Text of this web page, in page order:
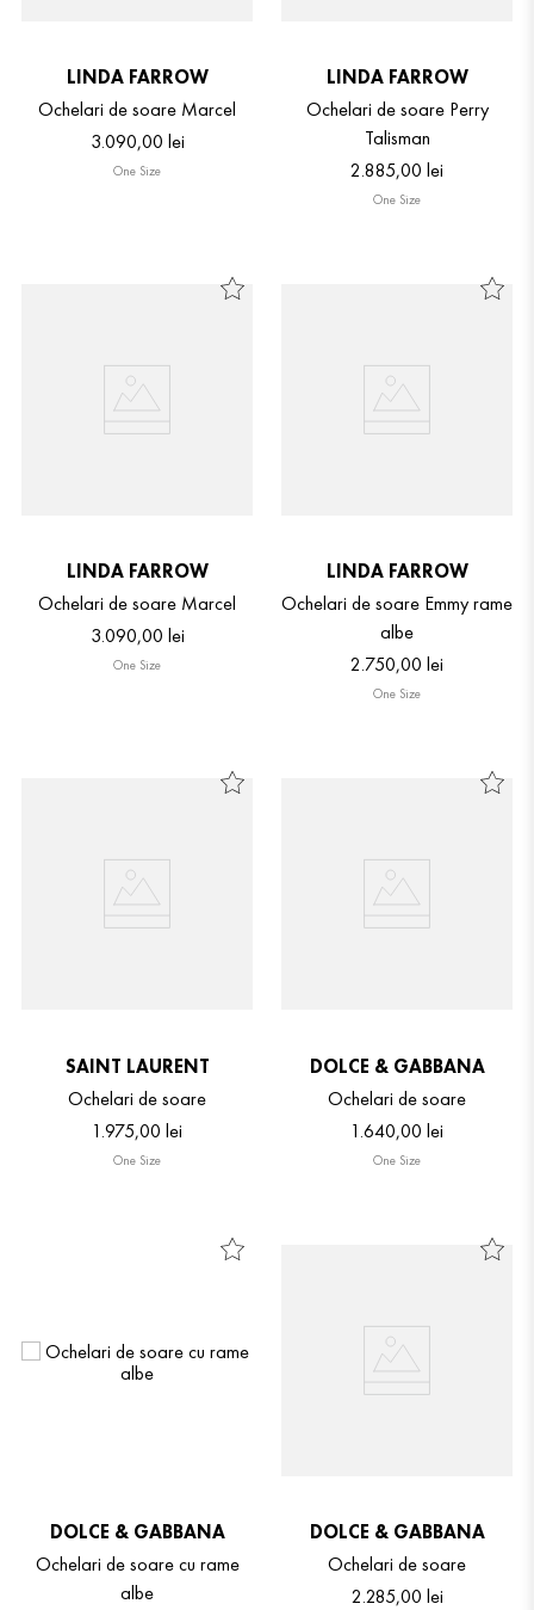
LINDA FARROW
Ochelari de soare Marcel
3.090,00 lei
One Size
LINDA FARROW
Ochelari de soare Perry
Talisman
2.885,00 lei
One Size
LINDA FARROW
Ochelari de soare Marcel
3.090,00 lei
One Size
LINDA FARROW
Ochelari de soare Emmy rame
albe
2.750,00 lei
One Size
SAINT LAURENT
Ochelari de soare
1.975,00 lei
One Size
DOLCE & GABBANA
Ochelari de soare
1.640,00 lei
One Size
DOLCE & GABBANA
Ochelari de soare cu rame
albe
DOLCE & GABBANA
Ochelari de soare
2.285,00 lei